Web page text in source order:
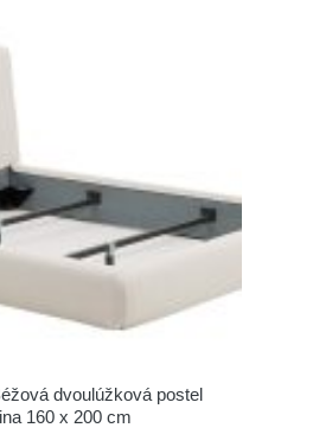
dvoulúžková postel
160 x 200 cm